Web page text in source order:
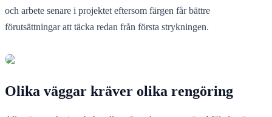
och arbete senare i projektet eftersom färgen får bättre
förutsättningar att täcka redan från första strykningen.
Olika väggar kräver olika rengöring